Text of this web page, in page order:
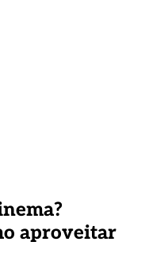
aproveitar